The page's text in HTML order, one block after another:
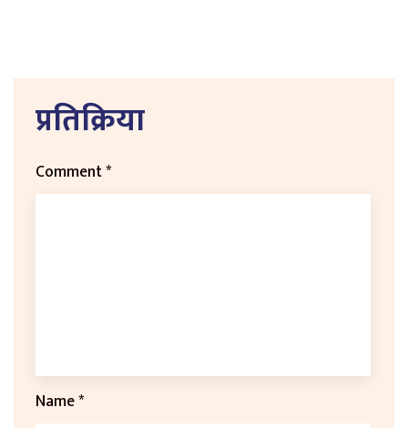
प्रतिक्रिया
Comment*
Name*